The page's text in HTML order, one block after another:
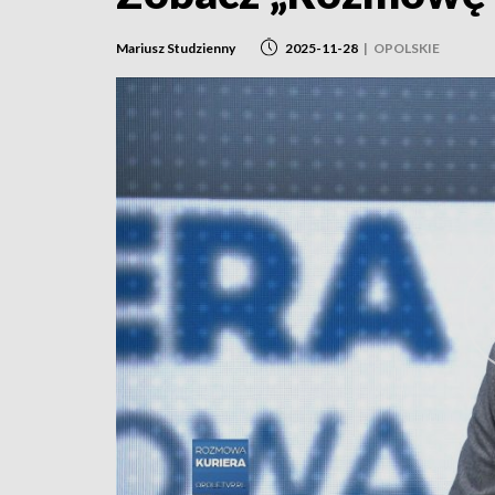
Mariusz Studzienny 2025-11-28 | OPOLSKIE